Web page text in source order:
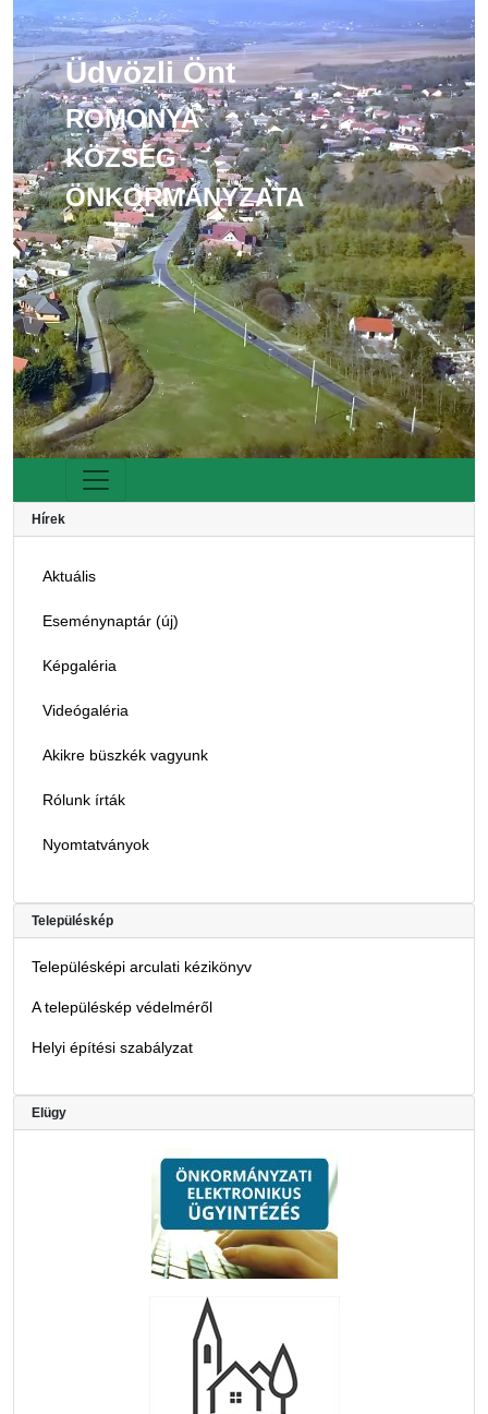
Üdvözli Önt
ROMONYA
KÖZSÉG
ÖNKORMÁNYZATA
Hírek
Aktuális
Eseménynaptár (új)
Képgaléria
Videógaléria
Akikre büszkék vagyunk
Rólunk írták
Nyomtatványok
Településkép
Településképi arculati kézikönyv
A településkép védelméről
Helyi építési szabályzat
Elügy